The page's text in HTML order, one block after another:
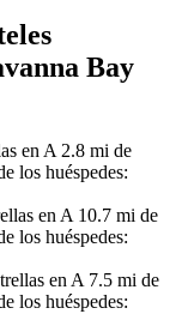
Bay
en A 2.8 mi de
los huéspedes:
en A 10.7 mi de
los huéspedes:
en A 7.5 mi de
los huéspedes: